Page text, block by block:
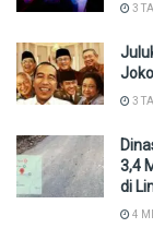
3
3
3,4
di
4